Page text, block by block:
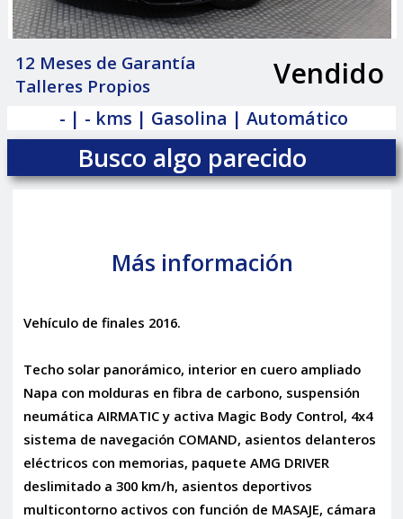
12 Meses de Garantía
Talleres Propios
Vendido
- | - kms | Gasolina | Automático
Busco algo parecido
Más información
Vehículo de finales 2016.
Techo solar panorámico, interior en cuero ampliado
Napa con molduras en fibra de carbono, suspensión
neumática AIRMATIC y activa Magic Body Control, 4x4
sistema de navegación COMAND, asientos delanteros
eléctricos con memorias, paquete AMG DRIVER
deslimitado a 300 km/h, asientos deportivos
multicontorno activos con función de MASAJE, cámara